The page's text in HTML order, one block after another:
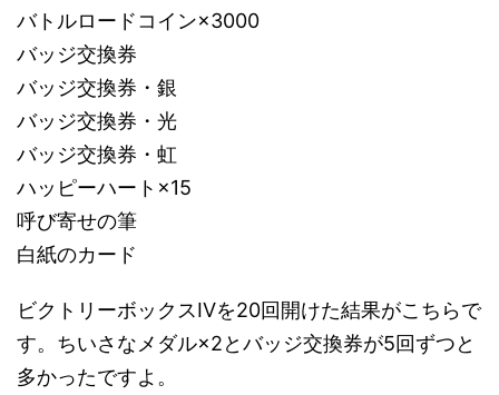
バトルロードコイン×3000
バッジ交換券
バッジ交換券・銀
バッジ交換券・光
バッジ交換券・虹
ハッピーハート×15
呼び寄せの筆
白紙のカード
ビクトリーボックスIVを20回開けた結果がこちらで
す。ちいさなメダル×2とバッジ交換券が5回ずつと
多かったですよ。